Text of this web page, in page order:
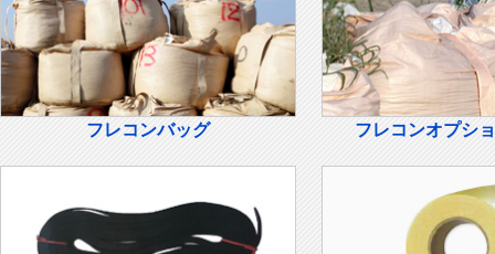
フレコンバッグ フレコンオプシ